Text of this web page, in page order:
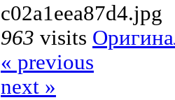
c02a1eea87d4.jpg
963 visits
« previous
next »